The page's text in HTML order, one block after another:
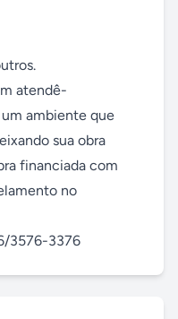
atendê-
um ambiente que
sua obra
financiada com
no
3576-3376